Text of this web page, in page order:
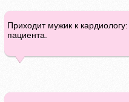
Приходит мужик к
пациента.